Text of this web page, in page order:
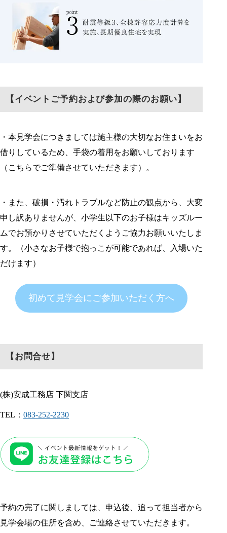
【イベントご予約および参加の際のお願い】
・本見学会につきましては施主様の大切なお住まいをお
借りしているため、手袋の着用をお願いしております
（こちらでご準備させていただきます）。
・また、破損・汚れトラブルなど防止の観点から、大変
申し訳ありませんが、小学生以下のお子様はキッズルー
ムでお預かりさせていただくようご協力お願いいたしま
す。（小さなお子様で抱っこが可能であれば、入場いた
だけます）
初めて見学会にご参加いただく方へ
【お問合せ】
(株)安成工務店 下関支店
TEL： 083-252-2230
予約の完了に関しましては、申込後、追って担当者から
見学会場の住所を含め、ご連絡させていただきます。